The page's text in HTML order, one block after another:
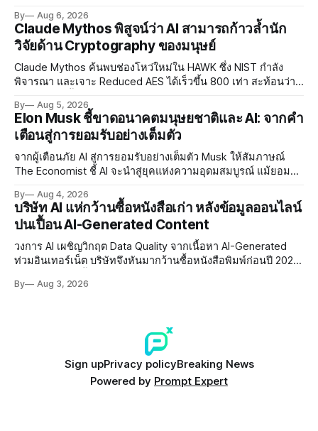
อย่างเร่งด่วน
By Aug 6, 2026
Claude Mythos พิสูจน์ว่า AI สามารถก้าวล้ำนัก
วิจัยด้าน Cryptography ของมนุษย์
Claude Mythos ค้นพบช่องโหว่ใหม่ใน HAWK ซึ่ง NIST กำลัง
พิจารณา และเจาะ Reduced AES ได้เร็วขึ้น 800 เท่า สะท้อนว่า
By Aug 5, 2026
Elon Musk ชี้ขาดอนาคตมนุษยชาติและ AI: จากคำ
เตือนสู่การยอมรับอย่างเต็มตัว
จากผู้เตือนภัย AI สู่การยอมรับอย่างเต็มตัว Musk ให้สัมภาษณ์
The Economist ชี้ AI จะนำสู่ยุคแห่งความอุดมสมบูรณ์ แม้ยอมรับ
By Aug 4, 2026
บริษัท AI แห่กว้านซื้อหนังสือเก่า หลังข้อมูลออนไลน์
ปนเปื้อน AI-Generated Content
วงการ AI เผชิญวิกฤต Data Quality จากเนื้อหา AI-Generated
ท่วมอินเทอร์เน็ต บริษัทจึงหันมากว้านซื้อหนังสือพิมพ์ก่อนปี 2022
Poisoning ที่ซับซ้อน
By Aug 3, 2026
Sign upPrivacy policyBreaking News
Powered by Prompt Expert